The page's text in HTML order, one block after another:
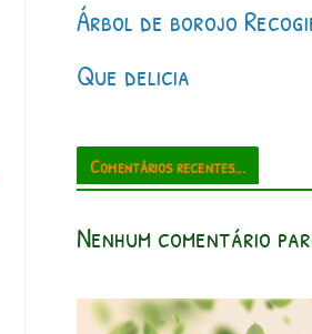
Árbol de borojo
Que delicia
Comentários recentes...
Nenhum comentário